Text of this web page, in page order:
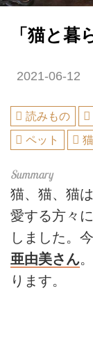
「猫と暮
2021-06-12
読みもの
ペット
猫
猫、猫、猫
愛する方々
しました。今
亜由美さん
ります。